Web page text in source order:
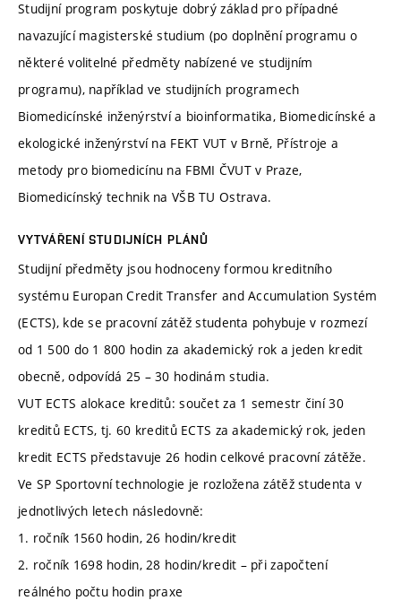
Studijní program poskytuje dobrý základ pro případné
navazující magisterské studium (po doplnění programu o
některé volitelné předměty nabízené ve studijním
programu), například ve studijních programech
Biomedicínské inženýrství a bioinformatika, Biomedicínské a
ekologické inženýrství na FEKT VUT v Brně, Přístroje a
metody pro biomedicínu na FBMI ČVUT v Praze,
Biomedicínský technik na VŠB TU Ostrava.
VYTVÁŘENÍ STUDIJNÍCH PLÁNŮ
Studijní předměty jsou hodnoceny formou kreditního
systému Europan Credit Transfer and Accumulation Systém
(ECTS), kde se pracovní zátěž studenta pohybuje v rozmezí
od 1 500 do 1 800 hodin za akademický rok a jeden kredit
obecně, odpovídá 25 – 30 hodinám studia.
VUT ECTS alokace kreditů: součet za 1 semestr činí 30
kreditů ECTS, tj. 60 kreditů ECTS za akademický rok, jeden
kredit ECTS představuje 26 hodin celkové pracovní zátěže.
Ve SP Sportovní technologie je rozložena zátěž studenta v
jednotlivých letech následovně:
1. ročník 1560 hodin, 26 hodin/kredit
2. ročník 1698 hodin, 28 hodin/kredit – při započtení
reálného počtu hodin praxe